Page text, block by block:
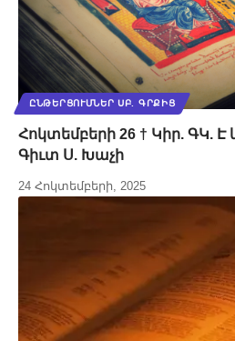
ԸՆԹԵՐՑՈՒՄՆԵՐ ՍԲ. ԳՐՔԻՑ
Հոկտեմբերի 26 † Կիր. ԳԿ. Է
Գիւտ Ս. Խաչի
24 Հոկտեմբերի, 2025